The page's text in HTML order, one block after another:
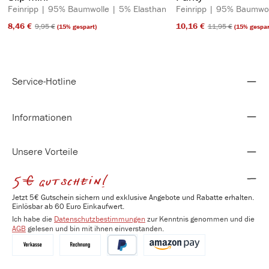
Feinripp | 95% Baumwolle | 5% Elasthan
8,46 €​ 9,95 €​(15% gespart)
Feinripp | 95%
10,16 €​ 11,95 €​(15%
Service-Hotline
Informationen
Unsere Vorteile
5€ gutschein!
Jetzt 5€ Gutschein sichern und exklusive Angebote und Rabatte erhalten.
Einlösbar ab 60 Euro Einkaufwert.
Ich habe die Datenschutzbestimmungen zur Kenntnis genommen und die
AGBgelesen und bin mit ihnen einverstanden.